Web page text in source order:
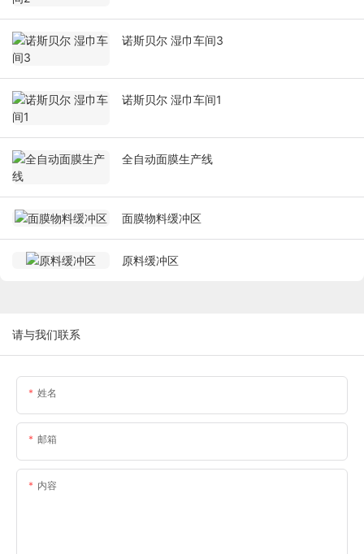
诺斯贝尔 湿巾车间3
诺斯贝尔 湿巾车间1
全自动面膜生产线
面膜物料缓冲区
原料缓冲区
请与我们联系
姓名
邮箱
内容